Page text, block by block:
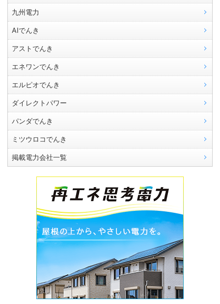
九州電力
AIでんき
アストでんき
エネワンでんき
エルピオでんき
ダイレクトパワー
パンダでんき
ミツウロコでんき
掲載電力会社一覧